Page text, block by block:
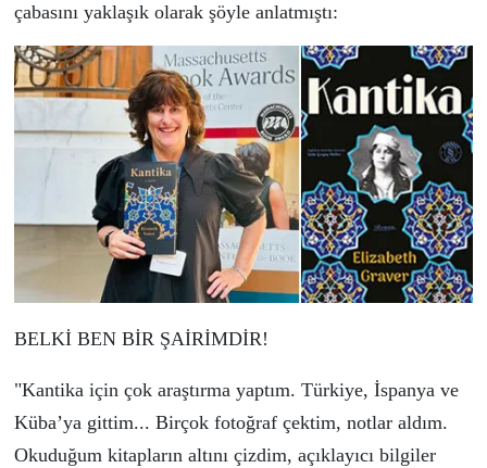
çabasını yaklaşık olarak şöyle anlatmıştı:
BELKİ BEN BİR ŞAİRİMDİR!
"Kantika için çok araştırma yaptım. Türkiye, İspanya ve
Küba’ya gittim... Birçok fotoğraf çektim, notlar aldım.
Okuduğum kitapların altını çizdim, açıklayıcı bilgiler